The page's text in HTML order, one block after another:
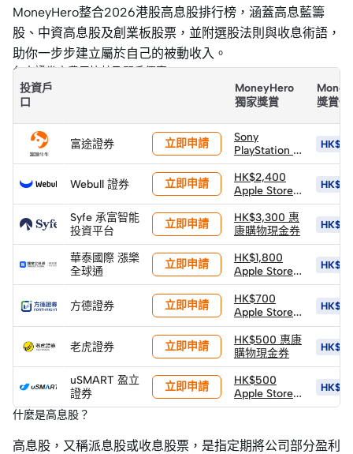
MoneyHero整合2026港股高息股排行榜，涵蓋高息藍籌
股、中資高息股及創業板股票，並附選股法則與收息術語，
助你一步步建立屬於自己的被動收入。
各大證券商費用比較及開戶優惠
投資戶
口
MoneyHero
獨家獎賞
獎賞價
富途證券 立即申請
Sony
PlayStation 5
PS5 Pro 遊戲
主機 (價值
HK$6,502)
(以換購價
HK$4,400換
領)
Webull 證券 立即申請
HK$2,400
Apple Store
禮品卡
Syfe 承富智能
投資平台
立即申請
HK$3,300 惠
康購物現金券
華泰國際 漲樂
全球通
立即申請
HK$1,800
Apple Store
禮品卡 +
HK$600 股票
返現券 +
HK$900 股票
返現券 (*由華
泰發放)
方德證券 立即申請
HK$700
Apple Store
禮品卡
老虎證券 立即申請
HK$500 惠康
購物現金券
uSMART 盈立
證券
立即申請
HK$500
Apple Store
禮品卡
什麼是高息股？
高息股，又稱派息股或收息股票，是指定期將公司部分盈利